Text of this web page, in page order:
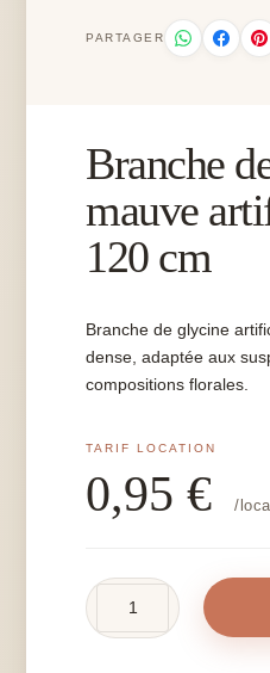
PARTAGER
Branche
mauve
120 cm
Branche de glycine
dense, adaptée aux
compositions florales.
0,95€ /